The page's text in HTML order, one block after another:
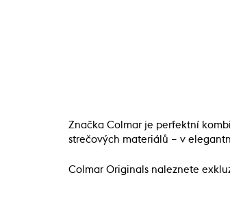
Značka Colmar je perfektní
strečových materiálů – v
Colmar Originals naleznete